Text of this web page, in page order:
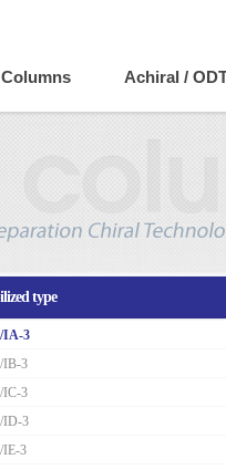
Achiral /
type
3
IB-3
IC-3
ID-3
IE-3
3/SFC /